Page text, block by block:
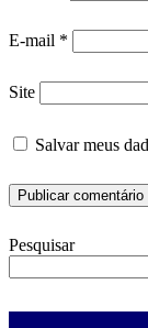
E-mail *
Site
Salvar meus
Pesquisar